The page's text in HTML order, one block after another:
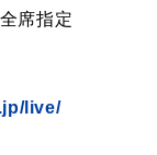
席指定
live/